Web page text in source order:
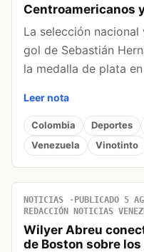
Centroamericanos
La selección
gol de Sebastián
la medalla de plata
Leer nota
Colombia Deportes
Venezuela
Vinotinto
NOTICIAS PUBLICADO 5
REDACCIÓN NOTICIAS
Wilyer Abreu
de Boston sobre